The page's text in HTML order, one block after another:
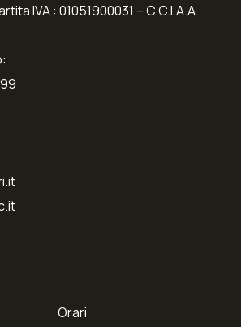
IVA : 01051900031 – C.C.I.A.A.
Orari